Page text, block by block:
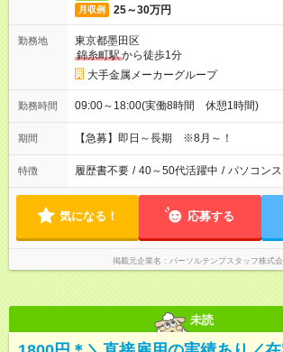
月収例 25～30万円
勤務地
東京都墨田区
錦糸町駅から徒歩1分
大手金属メーカーグループ
勤務時間 09:00～18:00(実働8時間 休憩1時間)
期間 【急募】即日～長期 ※8月～！
特徴 履歴書不要 / 40～50代活躍中 / パソコン
気になる！ 応募する
掲載元企業名 パーソルテンプスタッフ株式
未読